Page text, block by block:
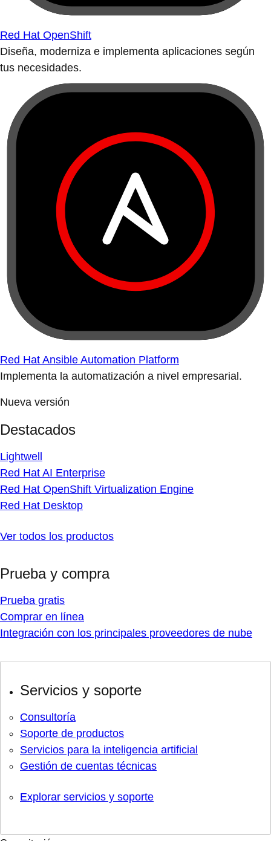
Red Hat OpenShift
Diseña, moderniza e implementa aplicaciones según
tus necesidades.
Red Hat Ansible Automation Platform
Implementa la automatización a nivel empresarial.
Nueva versión
Destacados
Lightwell
Red Hat AI Enterprise
Red Hat OpenShift Virtualization Engine
Red Hat Desktop
Ver todos los productos
Prueba y compra
Prueba gratis
Comprar en línea
Integración con los principales proveedores de nube
Servicios y soporte
Consultoría
Soporte de productos
Servicios para la inteligencia artificial
Gestión de cuentas técnicas
Explorar servicios y soporte